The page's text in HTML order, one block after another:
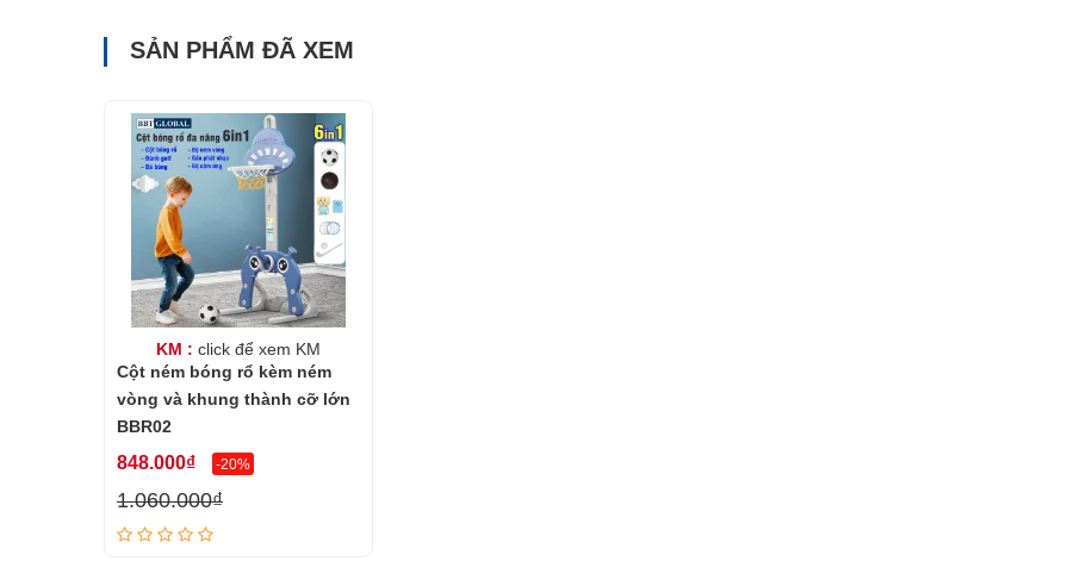
SẢN PHẨM ĐÃ XEM
KM : click để xem KM
Cột ném bóng rổ kèm ném
vòng và khung thành cỡ lớn
BBR02
848.000₫ -20%
1.060.000₫